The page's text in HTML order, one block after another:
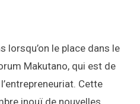
lorsqu’on le place dans le
Makutano, qui est de
Cette